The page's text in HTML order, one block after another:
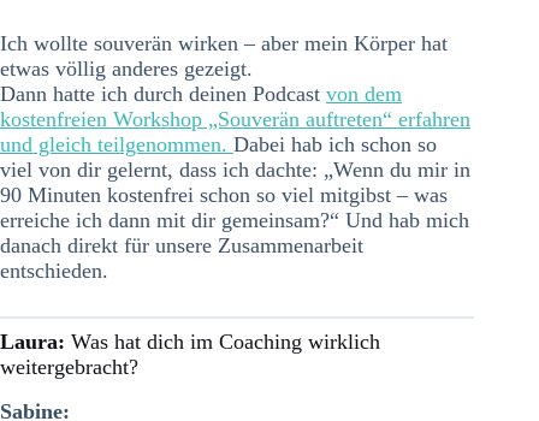
Ich wollte souverän wirken – aber mein Körper hat
etwas völlig anderes gezeigt.
Dann hatte ich durch deinen Podcast von dem
kostenfreien Workshop „Souverän auftreten“ erfahren
und gleich teilgenommen. Dabei hab ich schon so
viel von dir gelernt, dass ich dachte: „Wenn du mir in
90 Minuten kostenfrei schon so viel mitgibst – was
erreiche ich dann mit dir gemeinsam?“ Und hab mich
danach direkt für unsere Zusammenarbeit
entschieden.
Laura: Was hat dich im Coaching wirklich
weitergebracht?
Sabine: